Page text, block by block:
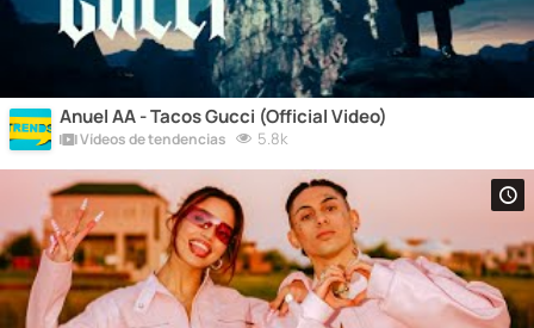
Anuel AA - Tacos Gucci (Official Video)
Vídeos de tendencias 5.8k